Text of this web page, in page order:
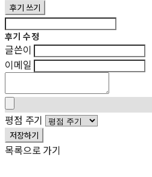
후기 쓰기
후기 수정
글쓴이
이메일
평점 주기
저장하기
목록으로 가기